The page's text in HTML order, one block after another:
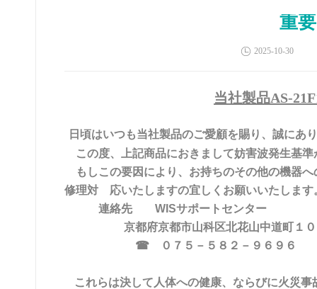
重
2025-10-30
当社製品AS-
日頃はいつも当社製品のご愛顧を賜り、誠にあ
この度、上記商品におきまして妨害波発生基
もしこの要因により、お持ちのその他の機器
修理対 応いたしますの宜しくお願いいたします
連絡先 WISサポートセンター
京都府京都市山科区北花山中道町１
☎ ０７５－５８２－９６９６
これらは決して人体への健康、ならびに火災